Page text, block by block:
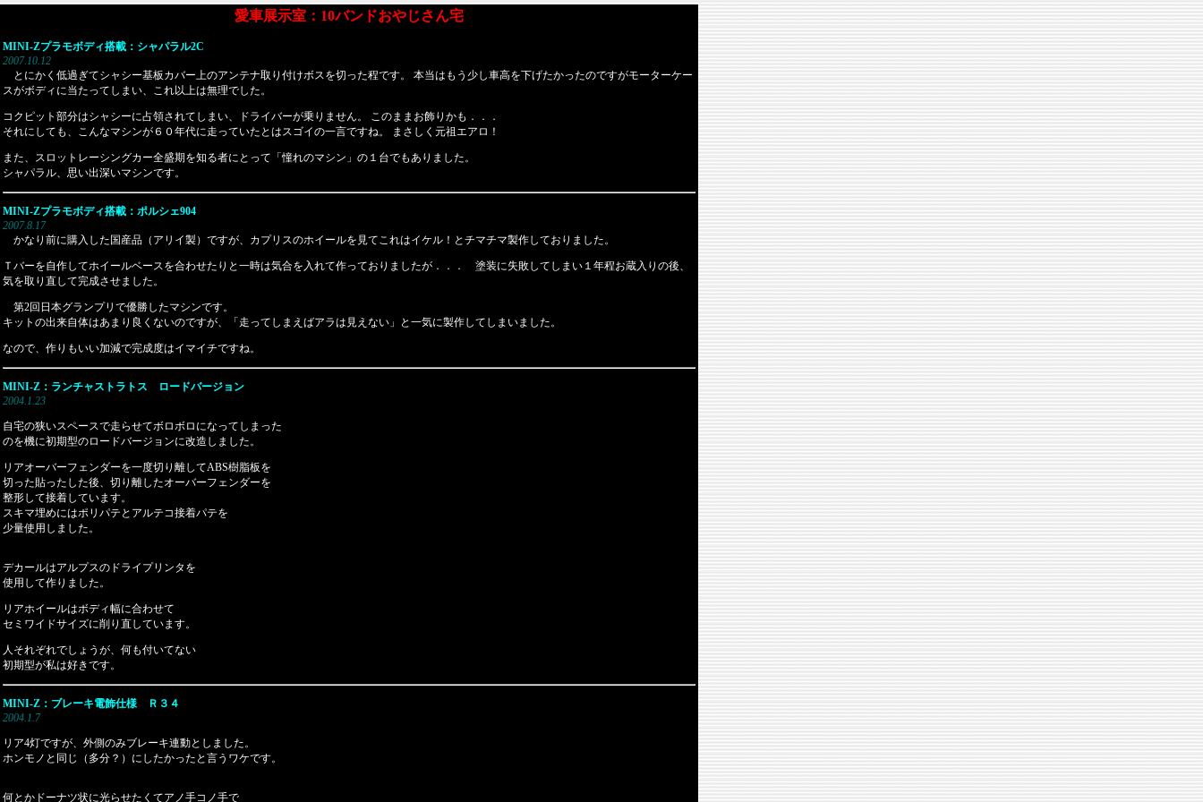
愛車展示室：10バンドおやじさん宅
MINI-Zプラモボディ搭載：シャパラル2C
2007.10.12
とにかく低過ぎてシャシー基板カバー上のアンテナ取り付けボスを切った程です。 本当はもう少し車高を下げたかったのですがモーターケー
スがボディに当たってしまい、これ以上は無理でした。
コクピット部分はシャシーに占領されてしまい、ドライバーが乗りません。 このままお飾りかも．．．
それにしても、こんなマシンが６０年代に走っていたとはスゴイの一言ですね。 まさしく元祖エアロ！
また、スロットレーシングカー全盛期を知る者にとって「憧れのマシン」の１台でもありました。
シャパラル、思い出深いマシンです。
MINI-Zプラモボディ搭載：ポルシェ904
2007.8.17
かなり前に購入した国産品（アリイ製）ですが、カプリスのホイールを見てこれはイケル！とチマチマ製作しておりました。
Ｔバーを自作してホイールベースを合わせたりと一時は気合を入れて作っておりましたが．．． 塗装に失敗してしまい１年程お蔵入りの後、
気を取り直して完成させました。
第2回日本グランプリで優勝したマシンです。
キットの出来自体はあまり良くないのですが、「走ってしまえばアラは見えない」と一気に製作してしまいました。
なので、作りもいい加減で完成度はイマイチですね。
MINI-Z：ランチャストラトス ロードバージョン
2004.1.23
自宅の狭いスペースで走らせてボロボロになってしまった
のを機に初期型のロードバージョンに改造しました。
リアオーバーフェンダーを一度切り離してABS樹脂板を
切った貼ったした後、切り離したオーバーフェンダーを
整形して接着しています。
スキマ埋めにはポリパテとアルテコ接着パテを
少量使用しました。
デカールはアルプスのドライプリンタを
使用して作りました。
リアホイールはボディ幅に合わせて
セミワイドサイズに削り直しています。
人それぞれでしょうが、何も付いてない
初期型が私は好きです。
MINI-Z：ブレーキ電飾仕様 Ｒ３４
2004.1.7
リア4灯ですが、外側のみブレーキ連動としました。
ホンモノと同じ（多分？）にしたかったと言うワケです。
何とかドーナツ状に光らせたくてアノ手コノ手で